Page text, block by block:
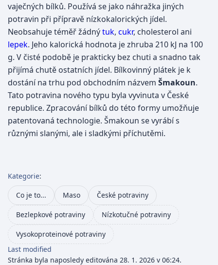
vaječných bílků. Používá se jako náhražka jiných
potravin při přípravě nízkokalorických jídel.
Neobsahuje téměř žádnýtuk, cukr, cholesterol ani
lepek. Jeho kalorická hodnota je zhruba 210 kJ na 100
g. V čisté podobě je prakticky bez chuti a snadno tak
přijímá chutě ostatních jídel. Bílkovinný plátek je k
dostání na trhu pod obchodním názvem Šmakoun.
Tato potravina nového typu byla vyvinuta v České
republice. Zpracování bílků do této formy umožňuje
patentovaná technologie. Šmakoun se vyrábí s
různými slanými, ale i sladkými příchutěmi.
Kategorie:
Co je to... Maso České potraviny
Bezlepkové potraviny Nízkotučné potraviny
Vysokoproteinové potraviny
Last modified
Stránka byla naposledy editována 28. 1. 2026 v 06:24.